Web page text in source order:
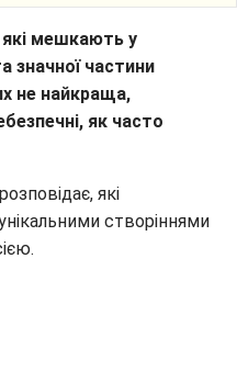
які мешкають у
значної частини
не найкраща,
як часто
які
створіннями